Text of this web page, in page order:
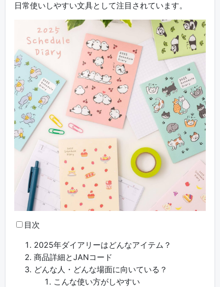
日常使いしやすい文具として注目されています。
目次
2025年ダイアリーはどんなアイテム？
商品詳細とJANコード
どんな人・どんな場面に向いている？
こんな使い方がしやすい